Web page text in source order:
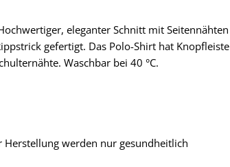
eleganter Schnitt mit Seitennähten
gefertigt. Das Polo-Shirt hat Knopfleiste
Waschbar bei 40 °C.
werden nur gesundheitlich